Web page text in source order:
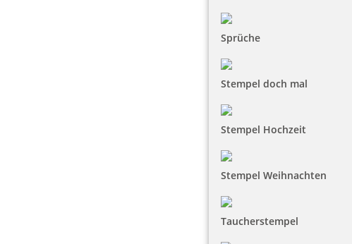
Sprüche
Stempel doch mal
Stempel Hochzeit
Stempel Weihnachten
Taucherstempel